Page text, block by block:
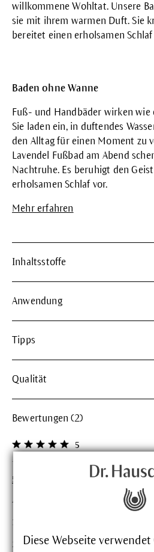
Diese Webseite verwendet
willkommene Wohltat. Unsere
sie mit ihrem warmen Duft. Sie
bereitet einen erholsamen Schlaf
Baden ohne Wanne
Fuß- und Handbäder wirken wie
Sie laden ein, in duftendes
den Alltag für einen Moment zu
Lavendel Fußbad am Abend
Nachtruhe. Es beruhigt den
erholsamen Schlaf vor.
Mehr erfahren
Inhaltsstoffe
Anwendung
Tipps
Qualität
Bewertungen (2)
Durchschnittliche Bewertung
5
5 Sterne
4 Sterne
3 Sterne
2 Sterne